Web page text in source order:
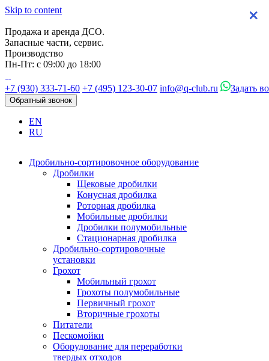
Skip to content
Продажа и аренда ДСО.
Запасные части, сервис.
Производство
Пн-Пт: с 09:00 до 18:00
+7 (930) 333-71-60 +7 (495) 123-30-07 info@q-club.ru Задать
Обратный звонок
EN
RU
Дробильно-сортировочное оборудование
Дробилки
Щековые дробилки
Конусная дробилка
Роторная дробилка
Мобильные дробилки
Дробилки полумобильные
Стационарная дробилка
Дробильно-сортировочные
установки
Грохот
Мобильный грохот
Грохоты полумобильные
Первичный грохот
Вторичные грохоты
Питатели
Пескомойки
Оборудование для переработки
твердых отходов
×
×
×
×